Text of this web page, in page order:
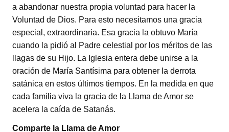
a abandonar nuestra propia voluntad para hacer la
Voluntad de Dios. Para esto necesitamos una gracia
especial, extraordinaria. Esa gracia la obtuvo María
cuando la pidió al Padre celestial por los méritos de las
llagas de su Hijo. La Iglesia entera debe unirse a la
oración de María Santísima para obtener la derrota
satánica en estos últimos tiempos. En la medida en que
cada familia viva la gracia de la Llama de Amor se
acelera la caída de Satanás.
Comparte la Llama de Amor